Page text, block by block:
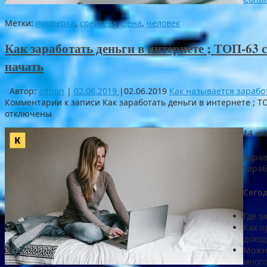
Метки:проверка, средства,цена, человек
Как заработать деньги в интернете ; ТОП-63
начать
Автор:admin | 02.06.2019 |02.06.2019 Как называется
Комментариик записи Как заработать деньги в интернете ;
отключены
14
Где
Как